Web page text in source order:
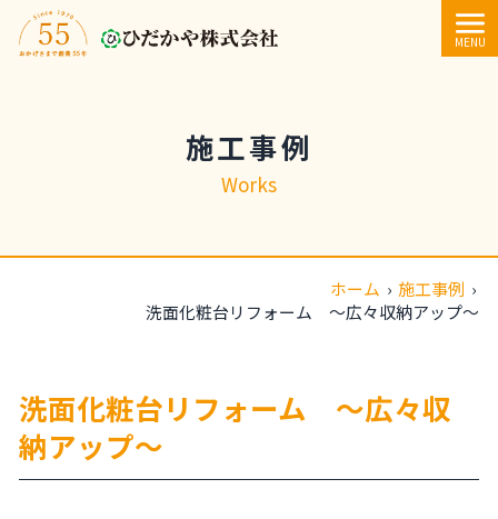
内容をスキップ
MENU
施工事例
Works
ホーム › 施工事例 ›
洗面化粧台リフォーム ～広々収納アップ～
洗面化粧台リフォーム ～広々収
納アップ～